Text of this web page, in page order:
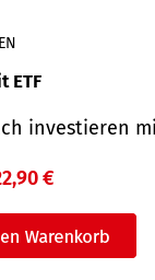
ETF
investieren
€